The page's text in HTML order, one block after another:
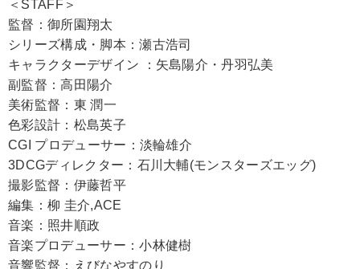
＜STAFF＞
監督：御所園翔太
シリーズ構成・脚本：瀬古浩司
キャラクターデザイン ：矢島陽介・丹羽弘美
副監督：高田陽介
美術監督：東 潤一
色彩設計：松島英子
CGI プロデューサー：淡輪雄介
3DCGディレクター：石川大輔(モンスターズエッグ)
撮影監督：伊藤哲平
編集：柳 圭介,ACE
音楽：照井順政
音楽プロデューサー：小林健樹
音響監督：えびなやすのり